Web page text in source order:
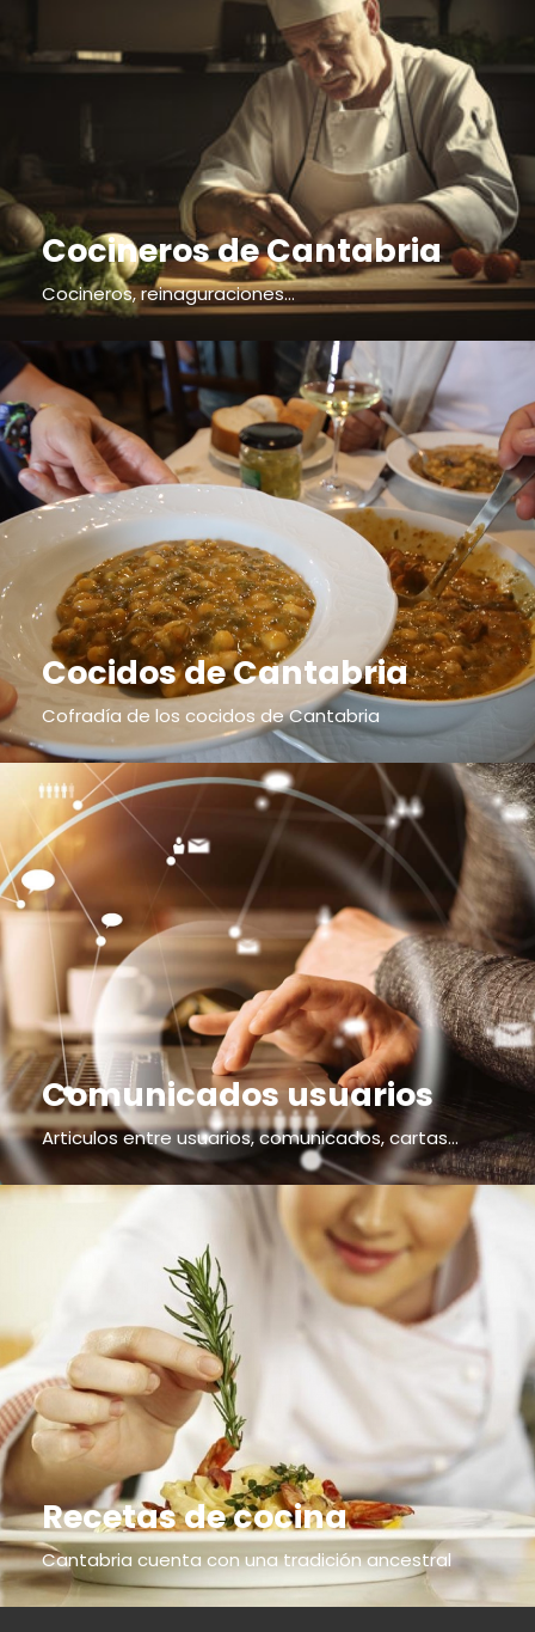
Cocineros de Cantabria
Cocineros, reinaguraciones...
Cocidos de Cantabria
Cofradía de los cocidos de Cantabria
Comunicados usuarios
Articulos entre usuarios, comunicados, cartas...
Recetas de cocina
Cantabria cuenta con una tradición ancestral